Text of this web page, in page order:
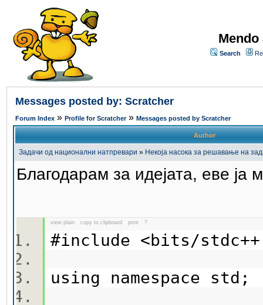
Search
Messages posted by: Scratcher
Forum Index » Profile for Scratcher» Messages posted by Scratcher
Author
Задачи од национални натпревари » Некоја насока за решавање на
Благодарам за идејата, еве ја
view plain copy to clipboard print ?
#include <bits/
using namespace